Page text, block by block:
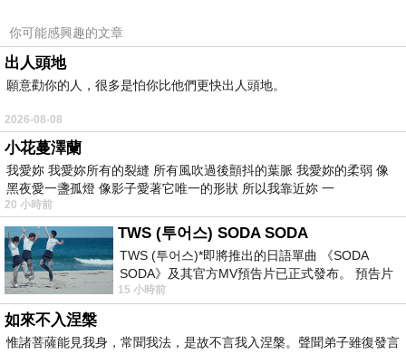
你可能感興趣的文章
出人頭地
願意勸你的人，很多是怕你比他們更快出人頭地。
2026-08-08
小花蔓澤蘭
我愛妳 我愛妳所有的裂縫 所有風吹過後顫抖的葉脈 我愛妳的柔弱 像
黑夜愛一盞孤燈 像影子愛著它唯一的形狀 所以我靠近妳 一
20 小時前
TWS (투어스) SODA SODA
TWS (투어스)*即將推出的日語單曲 《SODA
SODA》及其官方MV預告片已正式發布。 預告片
一經發布， 就引發了粉絲們對這次夏季回
15 小時前
如來不入涅槃
惟諸菩薩能見我身，常聞我法，是故不言我入涅槃。聲聞弟子雖復發言